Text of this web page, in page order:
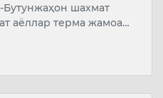
Бутунжаҳон шахмат
аёллар терма жамоа…